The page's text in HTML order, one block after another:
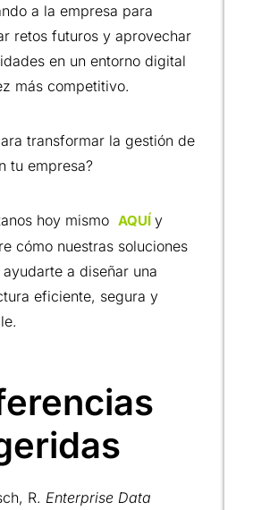
a la empresa para
retos futuros y aprovechar
en un entorno digital
más competitivo.
transformar la gestión de
tu empresa?
hoy mismo AQUÍ y
cómo nuestras soluciones
a diseñar una
eficiente, segura y
R. Enterprise Data